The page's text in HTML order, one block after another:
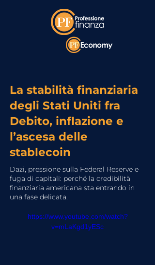
La stabilità finanziaria
degli Stati Uniti fra
Debito, inflazione e
l’ascesa delle
stablecoin
Dazi, pressione sulla Federal Reserve e
fuga di capitali: perché la credibilità
finanziaria americana sta entrando in
una fase delicata.
https://www.youtube.com/watch?
v=mLaKgd1yESc